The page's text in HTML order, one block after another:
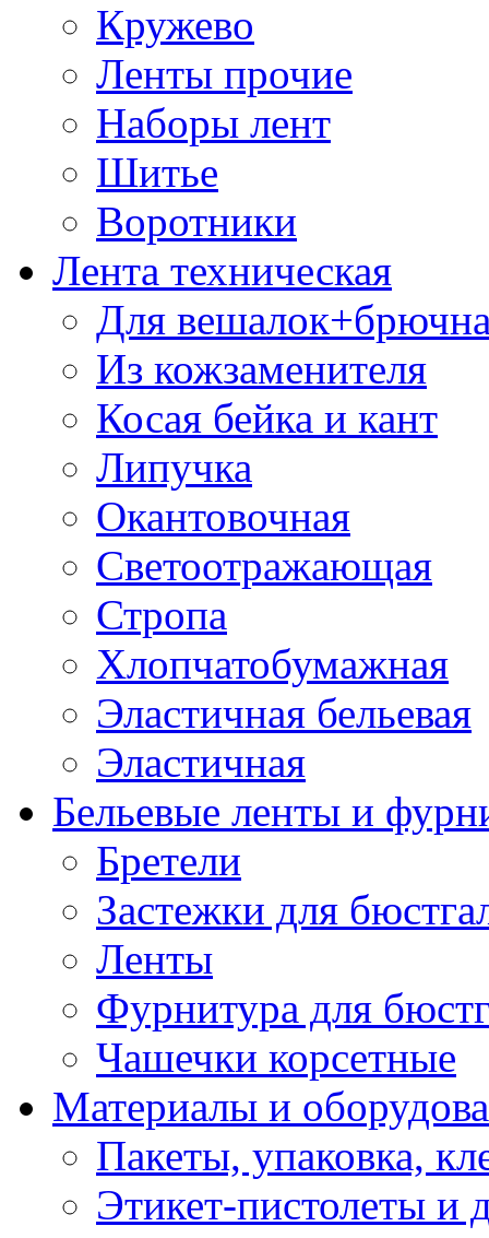
Кружево
Ленты прочие
Наборы лент
Шитье
Воротники
Лента техническая
Для
Из кожзаменителя
Косая бейка и кант
Липучка
Окантовочная
Светоотражающая
Стропа
Хлопчатобумажная
Эластичная бельевая
Эластичная
Бельевые ленты и
Бретели
Застежки для
Ленты
Фурнитура для
Чашечки корсетные
Материалы и
Пакеты, упаковка,
Этикет-пистолеты и